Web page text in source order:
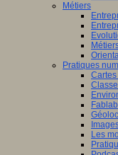
Métiers
Pratiques
Fablab
Les